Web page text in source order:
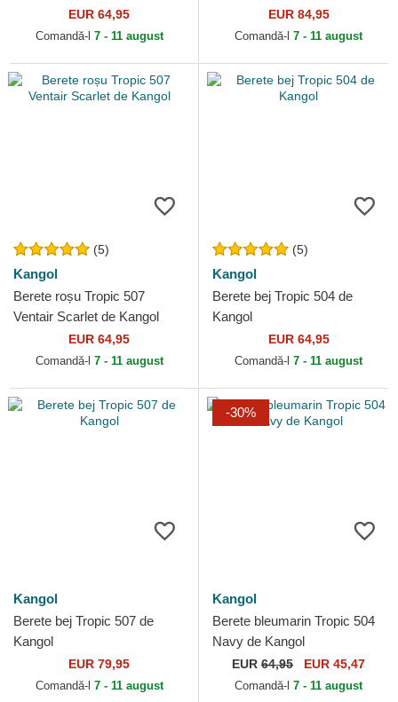
EUR 64,95
Comandă-l 7 - 11 august
EUR 84,95
Comandă-l 7 - 11 august
(5)
Kangol
Berete roșu Tropic 507
Ventair Scarlet de Kangol
EUR 64,95
Comandă-l 7 - 11 august
(5)
Kangol
Berete bej Tropic 504 de
Kangol
EUR 64,95
Comandă-l 7 - 11 august
Kangol
Berete bej Tropic 507 de
Kangol
EUR 79,95
Comandă-l 7 - 11 august
-30%
Kangol
Berete bleumarin Tropic 504
Navy de Kangol
EUR 64,95 EUR 45,47
Comandă-l 7 - 11 august